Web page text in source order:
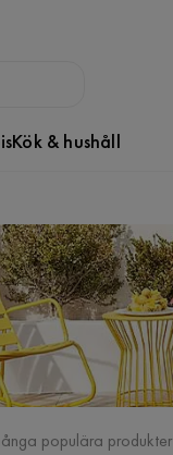
Kök & hushåll
populära produkter